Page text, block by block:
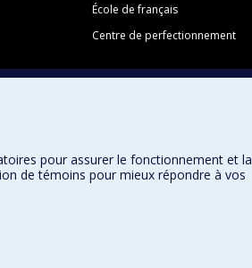
École de français
Centre de perfectionnement
pour assurer le fonctionnement et la
de témoins pour mieux répondre à vos